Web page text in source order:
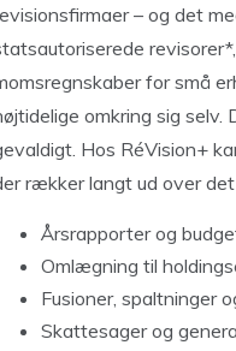
– og det
for små
omkring sig
Hos RéVision+
rækker langt ud over
Årsrapporter og
Omlægning til
Fusioner, spaltninger
Skattesager og